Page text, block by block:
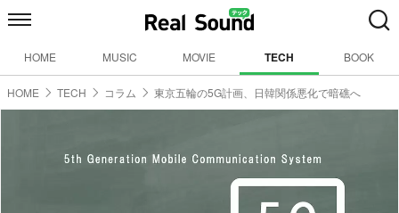
HOME MUSIC MOVIE TECH BOOK
HOME TECH コラム 東京五輪の5G計画、日韓関係悪化で暗礁へ